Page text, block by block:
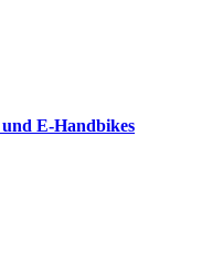
E-Handbikes